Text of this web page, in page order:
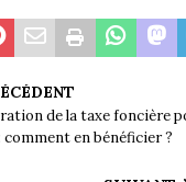
de la taxe foncière
comment en bénéficier ?